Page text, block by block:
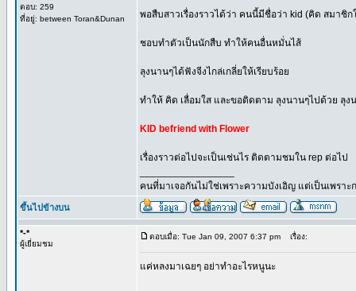
ตอบ: 259
ที่อยู่: between Toran&Dunan
พอสืบสาวเรื่องราวได้ว่า คนนี้มีชื่อว่า kid (คิด สมาชิก
ชอบทำตัวเป็นนักสืบ ทำให้คนอื่นหมั่นไส้
ลุงนานๆได้ฟังจีงไกล่เกลี่ยให้เรียบร้อย
ทำให้ คิด เลื่อมใส และขอติดตาม ลุงนานๆไปด้วย ลุ
KID befriend with Flower
เรื่องราวต่อไปจะเป็นเช่นไร ติดตามชมใน rep ต่อไป
คนที่มาเจอกันไม่ใช่เพราะความบังเอิญ แต่เป็นเพรา
ขึ้นไปข้างบน
*-*
ผู้เยี่ยมชม
ตอบเมื่อ: Tue Jan 09, 2007 6:37 pm เรื่อง:
แค่หลงมาเฉยๆ อย่าทำอะไรหนูนะ